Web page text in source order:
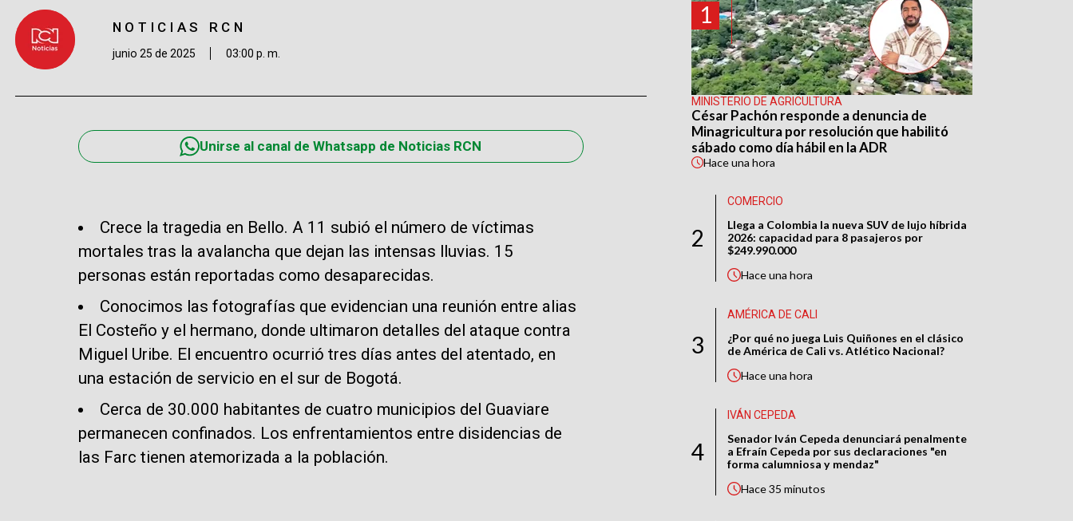
NOTICIAS RCN
junio 25 de 2025 03:00 p. m.
Unirse al canal de Whatsapp de Noticias RCN
Crece la tragedia en Bello. A 11 subió el número de víctimas
mortales tras la avalancha que dejan las intensas lluvias. 15
personas están reportadas como desaparecidas.
Conocimos las fotografías que evidencian una reunión entre alias
El Costeño y el hermano, donde ultimaron detalles del ataque contra
Miguel Uribe. El encuentro ocurrió tres días antes del atentado, en
una estación de servicio en el sur de Bogotá.
Cerca de 30.000 habitantes de cuatro municipios del Guaviare
permanecen confinados. Los enfrentamientos entre disidencias de
las Farc tienen atemorizada a la población.
1
MINISTERIO DE AGRICULTURA
César Pachón responde a denuncia de
Minagricultura por resolución que habilitó
sábado como día hábil en la ADR
Haceuna hora
2
COMERCIO
Llega a Colombia la nueva SUV de lujo híbrida
2026: capacidad para 8 pasajeros por
$249.990.000
Haceuna hora
3
AMÉRICA DE CALI
¿Por qué no juega Luis Quiñones en el clásico
de América de Cali vs. Atlético Nacional?
Haceuna hora
4
IVÁN CEPEDA
Senador Iván Cepeda denunciará penalmente
a Efraín Cepeda por sus declaraciones "en
forma calumniosa y mendaz"
Hace35 minutos